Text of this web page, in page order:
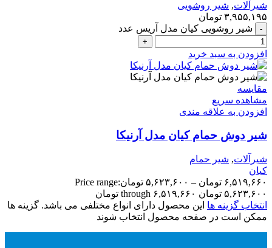
شیرآلات, شیر روشویی
۳,۹۵۵,۱۹۵ تومان
شیر روشویی کیان مدل آریس عدد
افزودن به سبد خرید
مقایسه
مشاهده سریع
افزودن به علاقه مندی
شیر دوش حمام کیان مدل آرنیکا
شیرآلات, شیر حمام
کیان
۶,۵۱۹,۶۶۰ تومان – ۵,۶۲۳,۶۰۰ تومانPrice range:
۵,۶۲۳,۶۰۰ تومان through ۶,۵۱۹,۶۶۰ تومان
انتخاب گزینه ها این محصول دارای انواع مختلفی می باشد. گزینه ها
ممکن است در صفحه محصول انتخاب شوند